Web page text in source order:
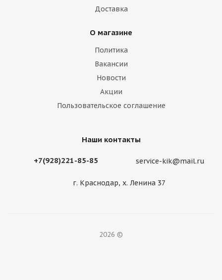
Доставка
О магазине
Политика
Вакансии
Новости
Акции
Пользовательское соглашение
Наши контакты
+7(928)221-85-85 service-kik@mail.ru
г. Краснодар, х. Ленина 37
2026 ©